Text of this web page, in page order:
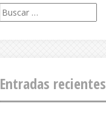
Buscar:
Entradas recientes